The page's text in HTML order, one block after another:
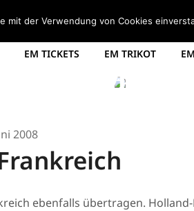
STARTSEITE EM 2008 TABELLE
EM TICKETS EM TRIKOT
EM 2020
2008
ebenfalls übertragen.
mit der Verwendung von Cookies